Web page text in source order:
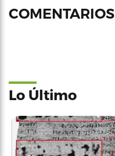
COMENTARIOS
Lo Último